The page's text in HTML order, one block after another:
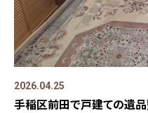
2026.04.25
手稲区前田で戸建ての遺